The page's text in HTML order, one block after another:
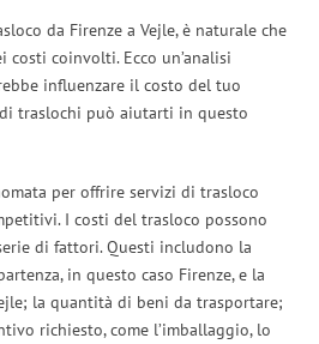
da Firenze a Vejle, è naturale che
costi coinvolti. Ecco un’analisi
influenzare il costo del tuo
di traslochi può aiutarti in questo
per offrire servizi di trasloco
I costi del trasloco possono
di fattori. Questi includono la
in questo caso Firenze, e la
la quantità di beni da trasportare;
richiesto, come l’imballaggio, lo